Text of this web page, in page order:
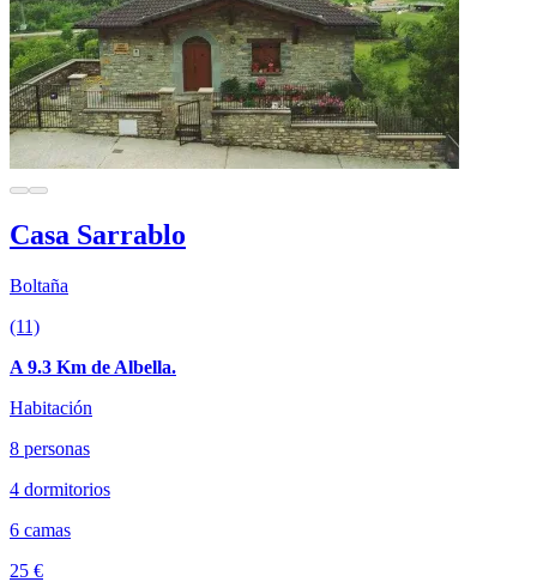
Casa Sarrablo
Boltaña
(11)
A 9.3 Km de Albella.
Habitación
8 personas
4 dormitorios
6 camas
25 €